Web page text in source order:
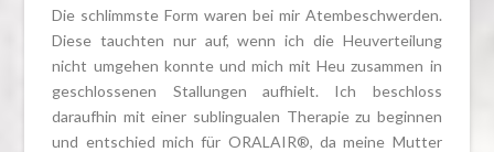
Die schlimmste Form waren bei mir Atembeschwerden.
Diese tauchten nur auf, wenn ich die Heuverteilung
nicht umgehen konnte und mich mit Heu zusammen in
geschlossenen Stallungen aufhielt. Ich beschloss
daraufhin mit einer sublingualen Therapie zu beginnen
und entschied mich für ORALAIR®, da meine Mutter